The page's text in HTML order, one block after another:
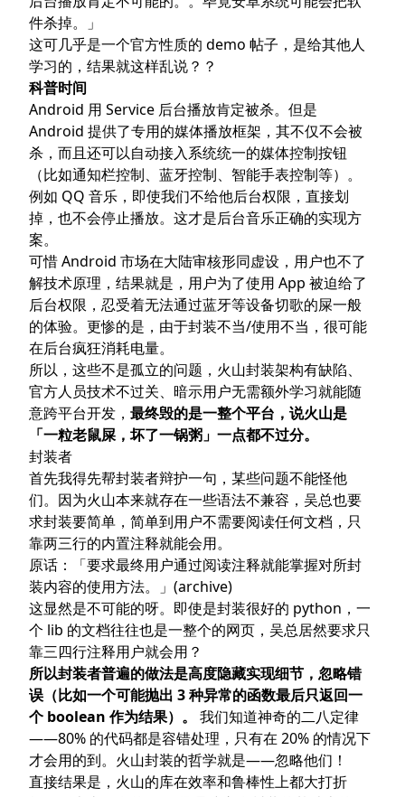
件杀掉。」
这可几乎是一个官方性质的 demo 帖子，是给其他人
学习的，结果就这样乱说？？
科普时间
Android 用 Service 后台播放肯定被杀。但是
Android 提供了专用的媒体播放框架，其不仅不会被
杀，而且还可以自动接入系统统一的媒体控制按钮
（比如通知栏控制、蓝牙控制、智能手表控制等）。
例如 QQ 音乐，即使我们不给他后台权限，直接划
掉，也不会停止播放。这才是后台音乐正确的实现方
案。
可惜 Android 市场在大陆审核形同虚设，用户也不了
解技术原理，结果就是，用户为了使用 App 被迫给了
后台权限，忍受着无法通过蓝牙等设备切歌的屎一般
的体验。更惨的是，由于封装不当/使用不当，很可能
在后台疯狂消耗电量。
所以，这些不是孤立的问题，火山封装架构有缺陷、
官方人员技术不过关、暗示用户无需额外学习就能随
意跨平台开发，最终毁的是一整个平台，说火山是
「一粒老鼠屎，坏了一锅粥」一点都不过分。
封装者
首先我得先帮封装者辩护一句，某些问题不能怪他
们。因为火山本来就存在一些语法不兼容，吴总也要
求封装要简单，简单到用户不需要阅读任何文档，只
靠两三行的内置注释就能会用。
原话：
「要求最终用户通过阅读注释就能掌握对所封
装内容的使用方法。」(archive)
这显然是不可能的呀。即使是封装很好的 python，一
个 lib 的文档往往也是一整个的网页，吴总居然要求只
靠三四行注释用户就会用？
所以封装者普遍的做法是高度隐藏实现细节，忽略错
误（比如一个可能抛出 3 种异常的函数最后只返回一
个 boolean 作为结果）。
我们知道神奇的二八定律
——80% 的代码都是容错处理，只有在 20% 的情况下
才会用的到。火山封装的哲学就是——忽略他们！
直接结果是，火山的库在效率和鲁棒性上都大打折